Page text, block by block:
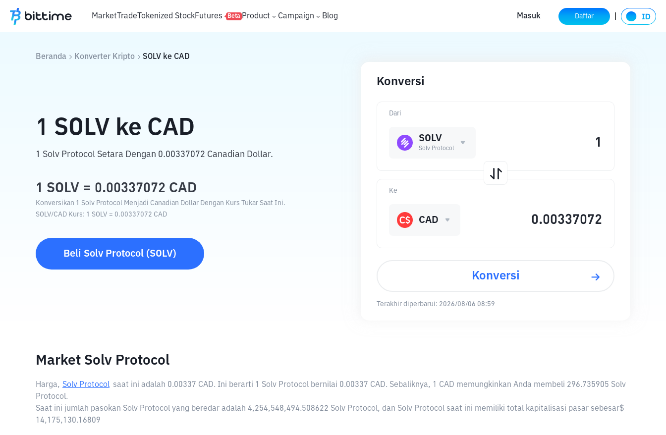
MarketTradeTokenized StockFutures Beta Product Campaign Blog Masuk Daftar
Beranda Konverter Kripto SOLV ke CAD
1 SOLV ke CAD
1 Solv Protocol Setara Dengan 0.00337072 Canadian Dollar.
1 SOLV = 0.00337072 CAD
Konversikan 1 Solv Protocol Menjadi Canadian Dollar Dengan Kurs Tukar Saat Ini.
SOLV/CAD Kurs: 1 SOLV = 0.00337072 CAD
Beli Solv Protocol (SOLV)
Konversi
Dari
SOLV
Solv Protocol
Ke
CAD
Konversi
Terakhir diperbarui: 2026/08/06 08:59
Market Solv Protocol
Harga, Solv Protocol saat ini adalah 0.00337 CAD. Ini berarti 1 Solv Protocol bernilai 0.00337 CAD. Sebaliknya, 1 CAD memungkinkan Anda membeli 296.735905 Solv
Protocol.
Saat ini jumlah pasokan Solv Protocol yang beredar adalah 4,254,548,494.508622 Solv Protocol, dan Solv Protocol saat ini memiliki total kapitalisasi pasar sebesar$
14,175,130.16809